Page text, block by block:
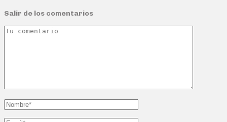
Salir de los comentarios